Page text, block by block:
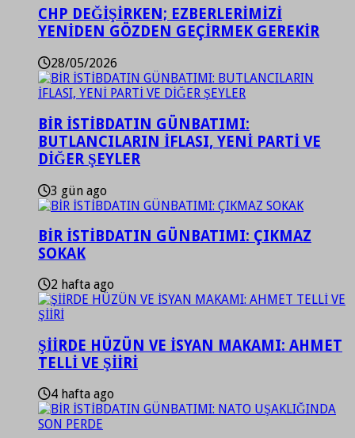
CHP DEĞİŞİRKEN; EZBERLERİMİZİ
YENİDEN GÖZDEN GEÇİRMEK GEREKİR
28/05/2026
BİR İSTİBDATIN GÜNBATIMI:
BUTLANCILARIN İFLASI, YENİ PARTİ VE
DİĞER ŞEYLER
3 gün ago
BİR İSTİBDATIN GÜNBATIMI: ÇIKMAZ
SOKAK
2 hafta ago
ŞİİRDE HÜZÜN VE İSYAN MAKAMI: AHMET
TELLİ VE ŞİİRİ
4 hafta ago